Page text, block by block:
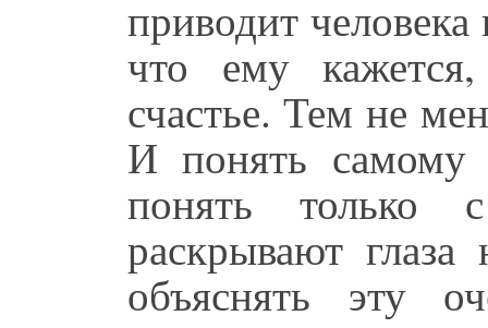
приводит
что ему
счастье. Тем не
И понять самому
понять
раскрывают
объяснять эту